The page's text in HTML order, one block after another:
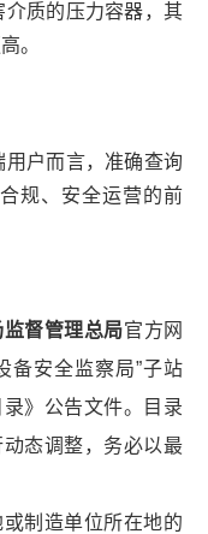
质的压力容器，其
。
户而言，准确查询
规、安全运营的前
监督管理总局官方网
备安全监察局”子站
》公告文件。目录
态调整，务必以最
制造单位所在地的